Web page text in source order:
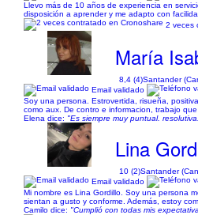
Llevo más de 10 años de experiencia en
disposición a aprender y me adapto con
2 veces
María
8,4 (4)Santander
Email validado
Soy una persona. Estrovertida, risueña,
como aux. De contro e informacion, trabajo
Elena dice: "Es siempre muy puntual.
Lina
10 (2)Santander
Email validado
Mi nombre es Lina Gordillo. Soy una persona
sientan a gusto y conforme. Además, estoy
Camilo dice: "Cumplió con todas mis